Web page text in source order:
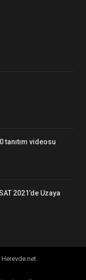
tanıtım videosu
2021’de Uzaya